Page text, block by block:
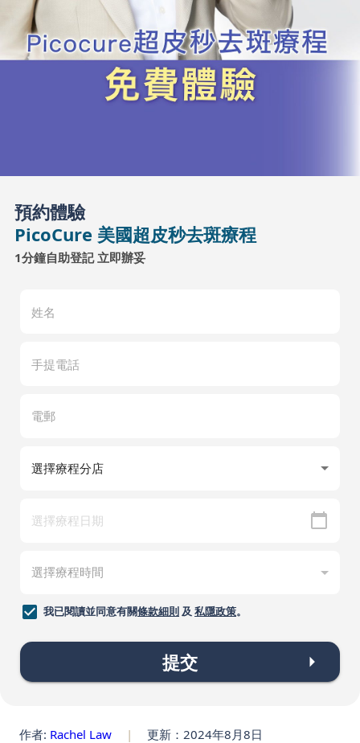
預約體驗
PicoCure 美國超皮秒去斑療程
1分鐘自助登記 立即辦妥
我已閱讀並同意有關條款細則 及 私隱政策。
提交
作者: Rachel Law | 更新：2024年8月8日